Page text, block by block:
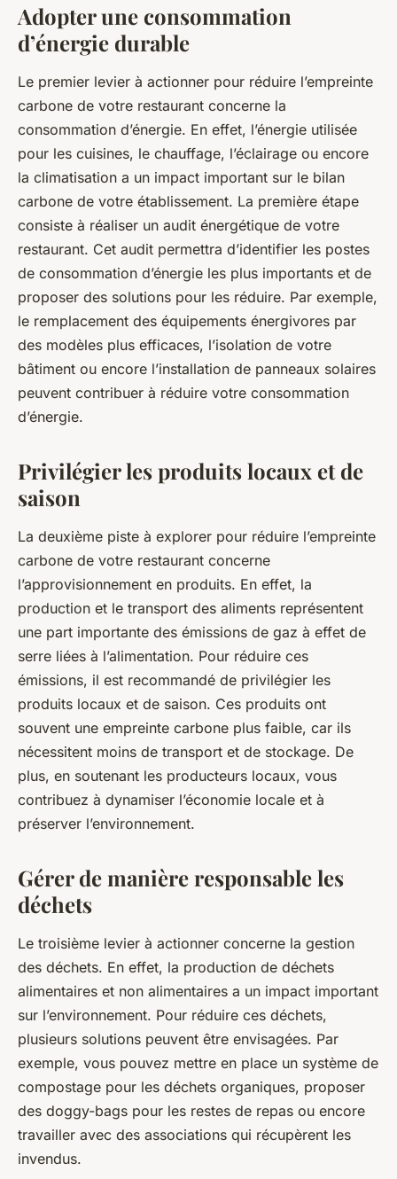
Adopter une consommation
d’énergie durable
Le premier levier à actionner pour réduire l’empreinte
carbone de votre restaurant concerne la
consommation d’énergie. En effet, l’énergie utilisée
pour les cuisines, le chauffage, l’éclairage ou encore
la climatisation a un impact important sur le bilan
carbone de votre établissement. La première étape
consiste à réaliser un audit énergétique de votre
restaurant. Cet audit permettra d’identifier les postes
de consommation d’énergie les plus importants et de
proposer des solutions pour les réduire. Par exemple,
le remplacement des équipements énergivores par
des modèles plus efficaces, l’isolation de votre
bâtiment ou encore l’installation de panneaux solaires
peuvent contribuer à réduire votre consommation
d’énergie.
Privilégier les produits locaux et de
saison
La deuxième piste à explorer pour réduire l’empreinte
carbone de votre restaurant concerne
l’approvisionnement en produits. En effet, la
production et le transport des aliments représentent
une part importante des émissions de gaz à effet de
serre liées à l’alimentation. Pour réduire ces
émissions, il est recommandé de privilégier les
produits locaux et de saison. Ces produits ont
souvent une empreinte carbone plus faible, car ils
nécessitent moins de transport et de stockage. De
plus, en soutenant les producteurs locaux, vous
contribuez à dynamiser l’économie locale et à
préserver l’environnement.
Gérer de manière responsable les
déchets
Le troisième levier à actionner concerne la gestion
des déchets. En effet, la production de déchets
alimentaires et non alimentaires a un impact important
sur l’environnement. Pour réduire ces déchets,
plusieurs solutions peuvent être envisagées. Par
exemple, vous pouvez mettre en place un système de
compostage pour les déchets organiques, proposer
des doggy-bags pour les restes de repas ou encore
travailler avec des associations qui récupèrent les
invendus.